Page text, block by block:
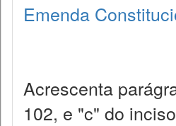
Emenda
Acrescenta
102, e "c" do